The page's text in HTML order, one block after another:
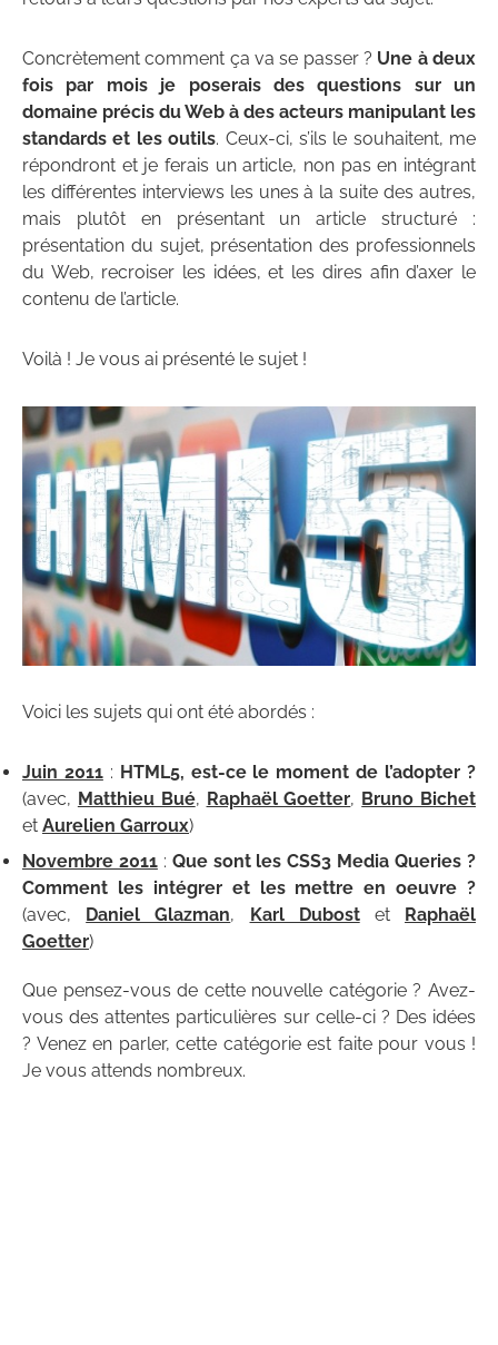
Concrètement comment ça va se passer ? Une à deux
fois par mois je poserais des questions sur un
domaine précis du Web à des acteurs manipulant les
standards et les outils. Ceux-ci, s’ils le souhaitent, me
répondront et je ferais un article, non pas en intégrant
les différentes interviews les unes à la suite des autres,
mais plutôt en présentant un article structuré :
présentation du sujet, présentation des professionnels
du Web, recroiser les idées, et les dires afin d’axer le
contenu de l’article.
Voilà ! Je vous ai présenté le sujet !
Voici les sujets qui ont été abordés :
Juin 2011: HTML5, est-ce le moment de l’adopter ?
(avec, Matthieu Bué, Raphaël Goetter, Bruno Bichet
et Aurelien Garroux)
Novembre 2011: Que sont les CSS3 Media Queries ?
Comment les intégrer et les mettre en oeuvre ?
(avec, Daniel Glazman, Karl Dubostet Raphaël
Goetter)
Que pensez-vous de cette nouvelle catégorie ? Avez-
vous des attentes particulières sur celle-ci ? Des idées
? Venez en parler, cette catégorie est faite pour vous !
Je vous attends nombreux.